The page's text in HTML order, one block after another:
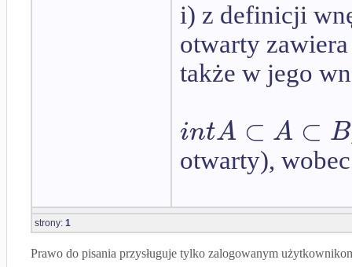
i) z definicji
otwarty
także w jego
intA ⊂ A ⊂ B
otwarty),
strony: 1
Prawo do pisania przysługuje tylko zalogowanym